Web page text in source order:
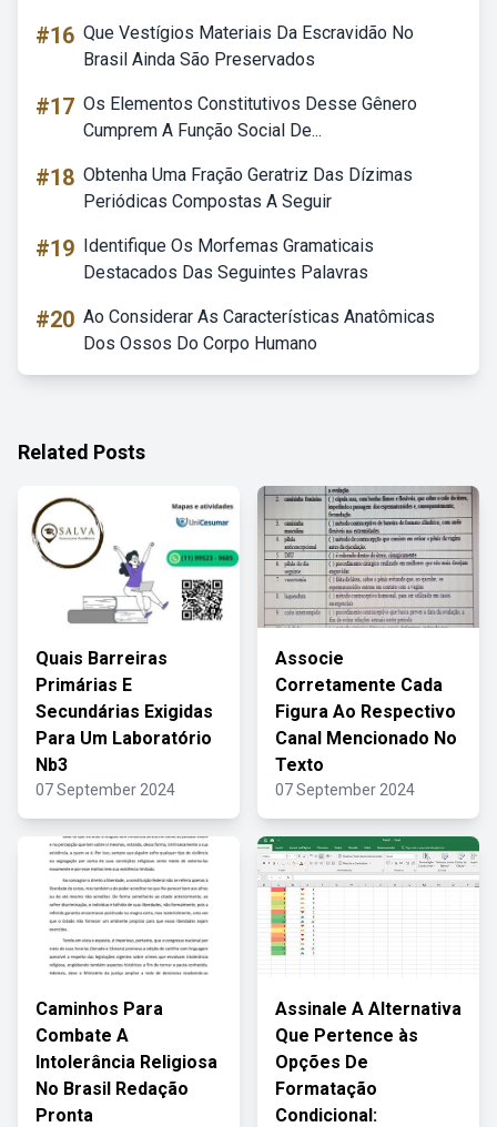
#16 Que Vestígios Materiais Da Escravidão No
Brasil Ainda São Preservados
#17 Os Elementos Constitutivos Desse Gênero
Cumprem A Função Social De...
#18 Obtenha Uma Fração Geratriz Das Dízimas
Periódicas Compostas A Seguir
#19 Identifique Os Morfemas Gramaticais
Destacados Das Seguintes Palavras
#20 Ao Considerar As Características Anatômicas
Dos Ossos Do Corpo Humano
Related Posts
Quais Barreiras
Primárias E
Secundárias Exigidas
Para Um Laboratório
Nb3
07 September 2024
Associe
Corretamente Cada
Figura Ao Respectivo
Canal Mencionado No
Texto
07 September 2024
Caminhos Para
Combate A
Intolerância Religiosa
No Brasil Redação
Pronta
Assinale A Alternativa
Que Pertence às
Opções De
Formatação
Condicional: